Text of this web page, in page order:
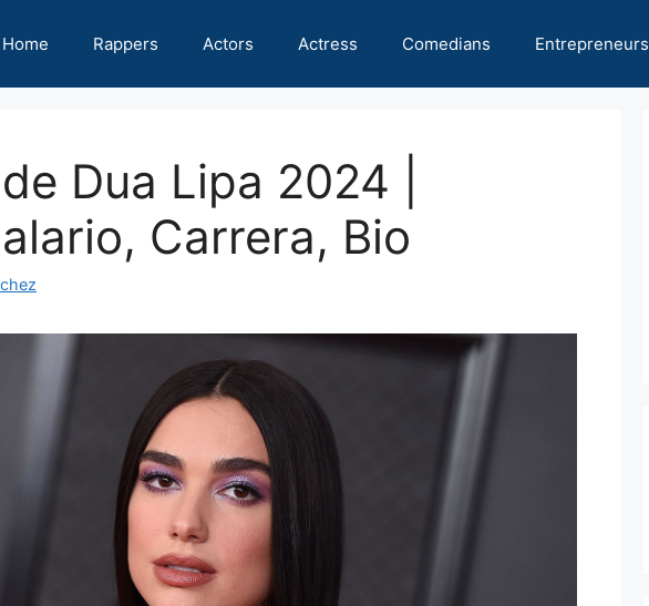
Home Rappers Actors Actress Comedians Entrepreneurs
Dua Lipa 2024 |
Carrera, Bio